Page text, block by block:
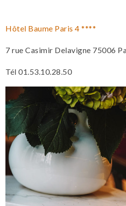
Hôtel Baume Paris 4 ****
7 rue Casimir Delavigne 75006
Tél 01.53.10.28.50